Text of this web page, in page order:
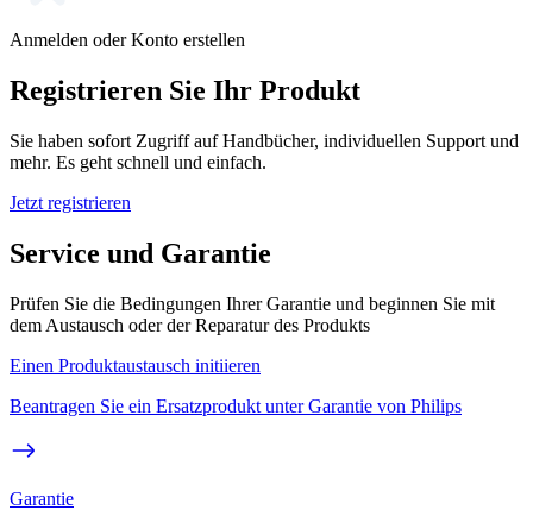
Anmelden oder Konto erstellen
Registrieren Sie Ihr Produkt
Sie haben sofort Zugriff auf Handbücher, individuellen Support und
mehr. Es geht schnell und einfach.
Jetzt registrieren
Service und Garantie
Prüfen Sie die Bedingungen Ihrer Garantie und beginnen Sie mit
dem Austausch oder der Reparatur des Produkts
Einen Produktaustausch initiieren
Beantragen Sie ein Ersatzprodukt unter Garantie von Philips
Garantie